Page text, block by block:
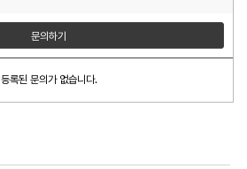
문의하기
등록된 문의가 없습니다.